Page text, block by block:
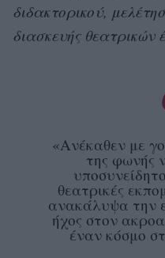
διδακτορικού,
διασκευής θεατρικών
«Ανέκαθεν με
της φωνής
θεατρικές
ανακάλυψα την
ήχος στον
έναν κόσμο